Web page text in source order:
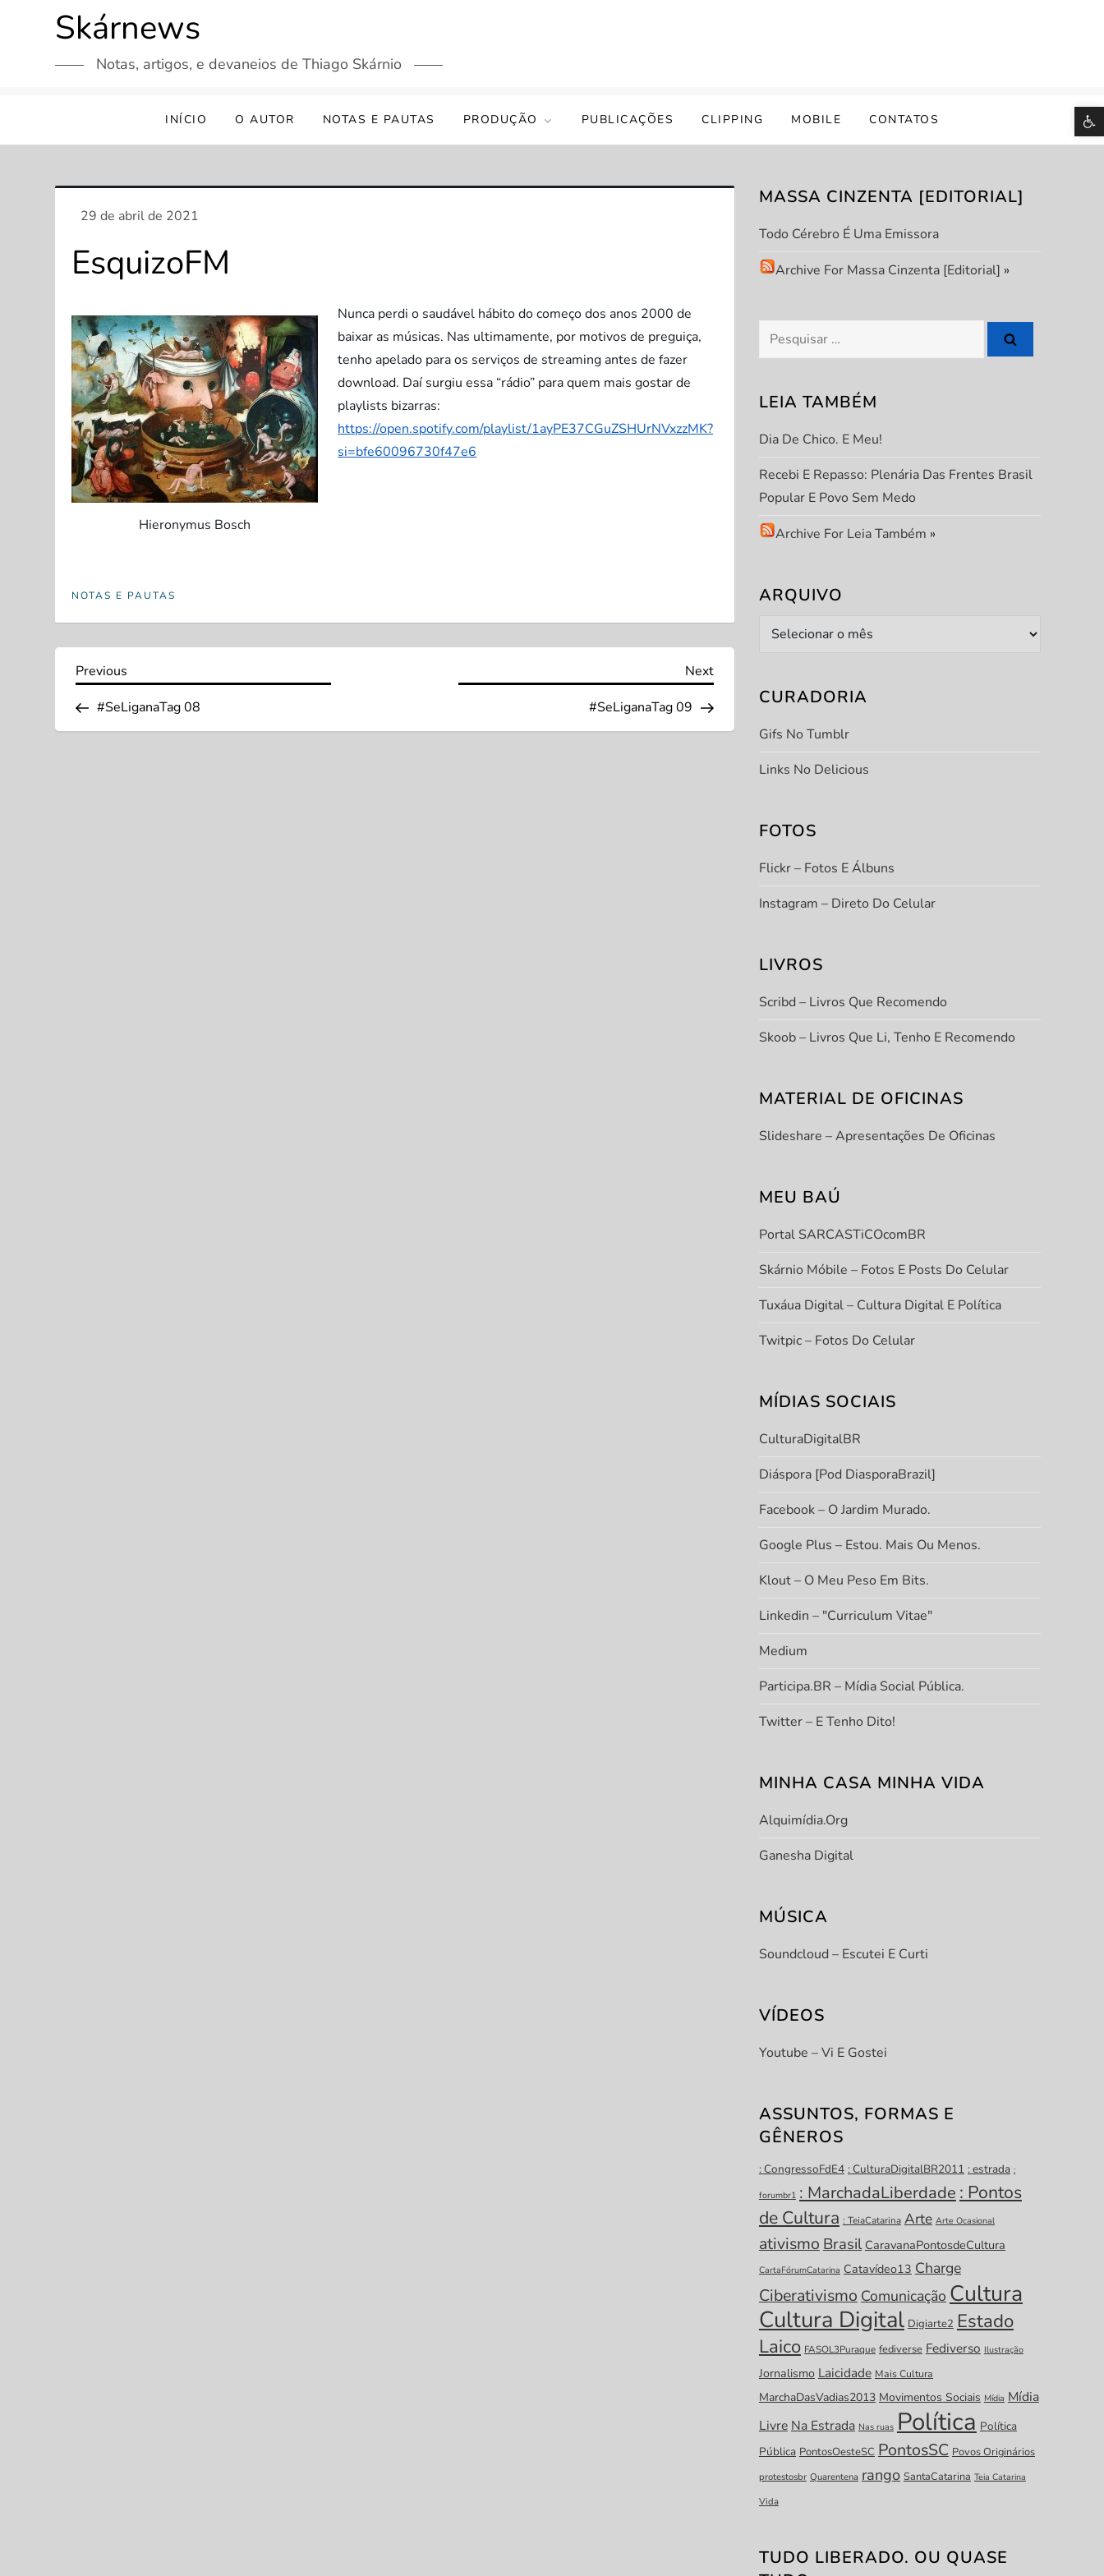
Skárnews
Notas, artigos, e devaneios de Thiago Skárnio
INÍCIO O AUTOR NOTAS E PAUTAS PRODUÇÃO PUBLICAÇÕES CLIPPING MOBILE CONTATOS
EsquizoFM
Hieronymus Bosch
Nunca perdi o saudável hábito do começo dos anos 2000 de
baixar as músicas. Nas ultimamente, por motivos de preguiça,
tenho apelado para os serviços de streaming antes de fazer
download. Daí surgiu essa “rádio” para quem mais gostar de
playlists bizarras:
https://open.spotify.com/playlist/1ayPE37CGuZSHUrNVxzzMK?
si=bfe60096730f47e6
NOTAS E PAUTAS
N
a
Previous
Previous
#SeLiganaTag 08
Next
Next
#SeLiganaTag 09
MASSA CINZENTA [EDITORIAL]
Todo Cérebro É Uma Emissora
Archive For Massa Cinzenta [Editorial] »
Pesquisar
por:
LEIA TAMBÉM
Dia De Chico. E Meu!
Recebi E Repasso: Plenária Das Frentes Brasil
Popular E Povo Sem Medo
Archive For Leia Também »
ARQUIVO
Arquivo
CURADORIA
Gifs No Tumblr
Links No Delicious
FOTOS
Flickr – Fotos E Álbuns
Instagram – Direto Do Celular
LIVROS
Scribd – Livros Que Recomendo
Skoob – Livros Que Li, Tenho E Recomendo
MATERIAL DE OFICINAS
Slideshare – Apresentações De Oficinas
MEU BAÚ
Portal SARCASTiCOcomBR
Skárnio Móbile – Fotos E Posts Do Celular
Tuxáua Digital – Cultura Digital E Política
Twitpic – Fotos Do Celular
MÍDIAS SOCIAIS
CulturaDigitalBR
Diáspora [Pod DiasporaBrazil]
Facebook – O Jardim Murado.
Google Plus – Estou. Mais Ou Menos.
Klout – O Meu Peso Em Bits.
Linkedin – "Curriculum Vitae"
Medium
Participa.BR – Mídia Social Pública.
Twitter – E Tenho Dito!
MINHA CASA MINHA VIDA
Alquimídia.org
Ganesha Digital
MÚSICA
Soundcloud – Escutei E Curti
VÍDEOS
Youtube – Vi E Gostei
ASSUNTOS, FORMAS E
GÊNEROS
: CongressoFdE4 : CulturaDigitalBR2011 : estrada :
forumbr1 : MarchadaLiberdade : Pontos
de Cultura : TeiaCatarina Arte Arte Ocasional
ativismo Brasil CaravanaPontosdeCultura
CartaFórumCatarina Catavídeo13 Charge
Ciberativismo Comunicação Cultura
Cultura Digital Digiarte2 Estado
Laico FASOL3Puraque fediverse Fediverso Ilustração
Jornalismo Laicidade Mais Cultura
MarchaDasVadias2013 Movimentos Sociais Mídia Mídia
Livre Na Estrada Nas ruas Política Política
Pública PontosOesteSC PontosSC Povos Originários
protestosbr Quarentena rango SantaCatarina Teia Catarina
Vida
TUDO LIBERADO. OU QUASE